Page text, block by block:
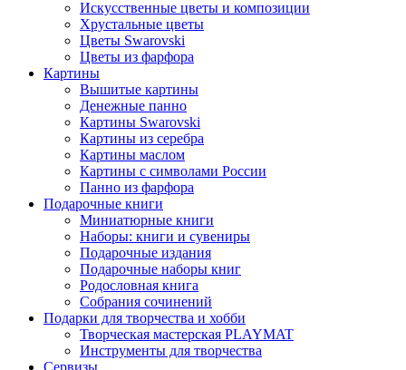
Искусственные цветы и композиции
Хрустальные цветы
Цветы Swarovski
Цветы из фарфора
Картины
Вышитые картины
Денежные панно
Картины Swarovski
Картины из серебра
Картины маслом
Картины с символами России
Панно из фарфора
Подарочные книги
Миниатюрные книги
Наборы: книги и сувениры
Подарочные издания
Подарочные наборы книг
Родословная книга
Собрания сочинений
Подарки для творчества и хобби
Творческая мастерская PLAYMAT
Инструменты для творчества
Cервизы